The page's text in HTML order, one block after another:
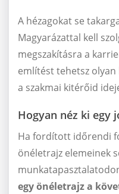
A hézagokat se
Magyarázattal kell
megszakításra a
említést tehetsz olyan
a szakmai kitérőid
Hogyan néz ki egy
Ha fordított időrendi
önéletrajz elemeinek
egy önéletrajz a